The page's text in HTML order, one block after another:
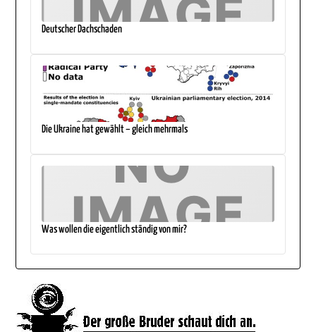
Deutscher Dachschaden
Die Ukraine hat gewählt – gleich mehrmals
Was wollen die eigentlich ständig von mir?